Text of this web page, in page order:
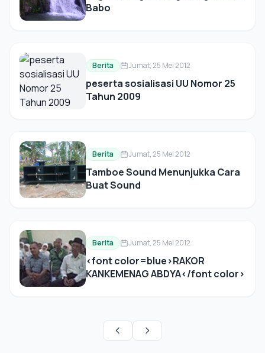
Babo
Berita Jumat, 25 Mei 2012
peserta sosialisasi UU Nomor 25
Tahun 2009
Berita Jumat, 25 Mei 2012
Tamboe Sound Menunjukka Cara
Buat Sound
Berita Jumat, 25 Mei 2012
<font color=blue>RAKOR
KANKEMENAG ABDYA</font color>